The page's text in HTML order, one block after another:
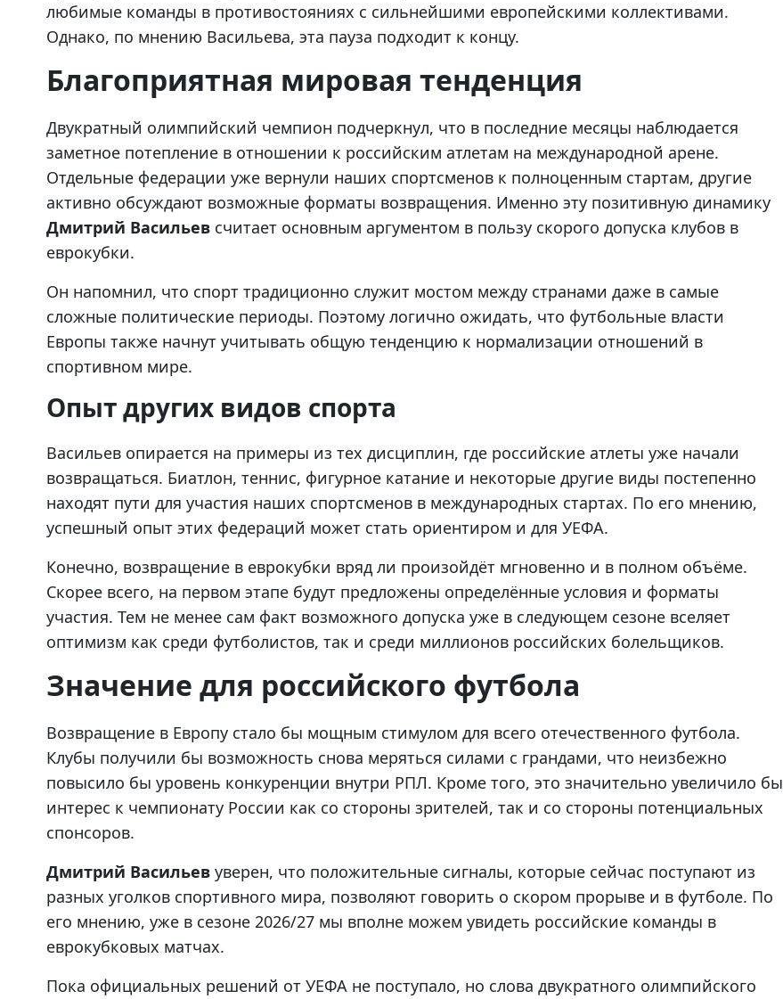
любимые команды в противостояниях с сильнейшими европейскими коллективами.
Однако, по мнению Васильева, эта пауза подходит к концу.
Благоприятная мировая тенденция
Двукратный олимпийский чемпион подчеркнул, что в последние месяцы наблюдается
заметное потепление в отношении к российским атлетам на международной арене.
Отдельные федерации уже вернули наших спортсменов к полноценным стартам, другие
активно обсуждают возможные форматы возвращения. Именно эту позитивную динамику
Дмитрий Васильев считает основным аргументом в пользу скорого допуска клубов в
еврокубки.
Он напомнил, что спорт традиционно служит мостом между странами даже в самые
сложные политические периоды. Поэтому логично ожидать, что футбольные власти
Европы также начнут учитывать общую тенденцию к нормализации отношений в
спортивном мире.
Опыт других видов спорта
Васильев опирается на примеры из тех дисциплин, где российские атлеты уже начали
возвращаться. Биатлон, теннис, фигурное катание и некоторые другие виды постепенно
находят пути для участия наших спортсменов в международных стартах. По его мнению,
успешный опыт этих федераций может стать ориентиром и для УЕФА.
Конечно, возвращение в еврокубки вряд ли произойдёт мгновенно и в полном объёме.
Скорее всего, на первом этапе будут предложены определённые условия и форматы
участия. Тем не менее сам факт возможного допуска уже в следующем сезоне вселяет
оптимизм как среди футболистов, так и среди миллионов российских болельщиков.
Значение для российского футбола
Возвращение в Европу стало бы мощным стимулом для всего отечественного футбола.
Клубы получили бы возможность снова меряться силами с грандами, что неизбежно
повысило бы уровень конкуренции внутри РПЛ. Кроме того, это значительно увеличило бы
интерес к чемпионату России как со стороны зрителей, так и со стороны потенциальных
спонсоров.
Дмитрий Васильев уверен, что положительные сигналы, которые сейчас поступают из
разных уголков спортивного мира, позволяют говорить о скором прорыве и в футболе. По
его мнению, уже в сезоне 2026/27 мы вполне можем увидеть российские команды в
еврокубковых матчах.
Пока официальных решений от УЕФА не поступало, но слова двукратного олимпийского